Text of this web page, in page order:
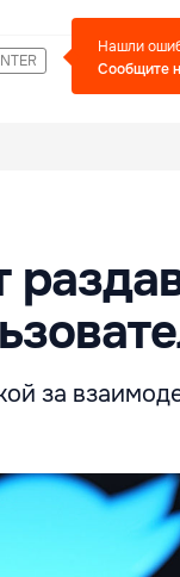
Нашли
Сообщите
за